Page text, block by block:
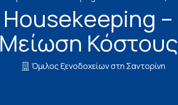
Housekeeping –
Μείωση Κόστους
Όμιλος ξενοδοχείων στη Σαντορίνη